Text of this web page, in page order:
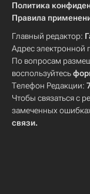
Политика
Правила
Главный редактор:
Адрес электронной
По вопросам
воспользуйтесь
Телефон Редакции:
Чтобы связаться с
замеченных
связи.